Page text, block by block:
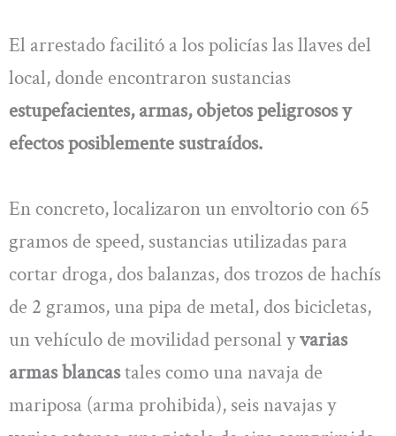
El arrestado facilitó a los policías las llaves del
local, donde encontraron sustancias
estupefacientes, armas, objetos peligrosos y
efectos posiblemente sustraídos.
En concreto, localizaron un envoltorio con 65
gramos de speed, sustancias utilizadas para
cortar droga, dos balanzas, dos trozos de hachís
de 2 gramos, una pipa de metal, dos bicicletas,
un vehículo de movilidad personal yvarias
armas blancastales como una navaja de
mariposa (arma prohibida), seis navajas y